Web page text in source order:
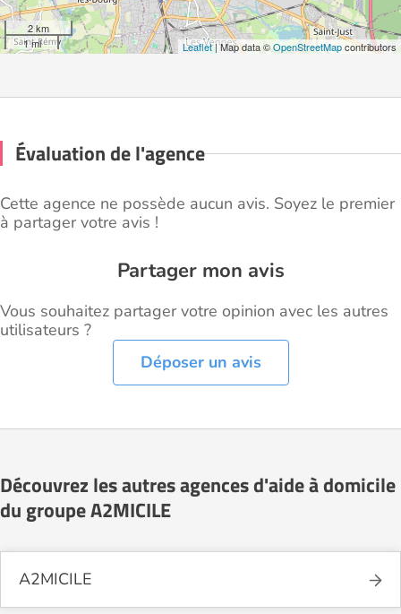
2 km
1 mi
Leaflet| Map data ©OpenStreetMapcontributors
Évaluation de l'agence
Cette agence ne possède aucun avis. Soyez le premier
à partager votre avis !
Partager mon avis
Vous souhaitez partager votre opinion avec les autres
utilisateurs ?
Déposer un avis
Découvrez les autres agences d'aide à domicile
du groupe A2MICILE
A2MICILE